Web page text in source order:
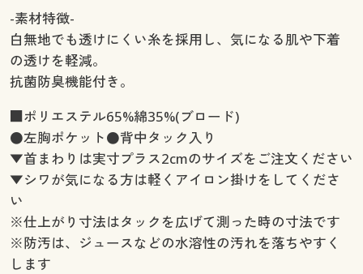
-素材特徴-
白無地でも透けにくい糸を採用し、気になる肌や下着
の透けを軽減。
抗菌防臭機能付き。
■ポリエステル65%綿35%(ブロード)
●左胸ポケット●背中タック入り
▼首まわりは実寸プラス2cmのサイズをご注文ください
▼シワが気になる方は軽くアイロン掛けをしてくださ
い
※仕上がり寸法はタックを広げて測った時の寸法です
※防汚は、ジュースなどの水溶性の汚れを落ちやすく
します